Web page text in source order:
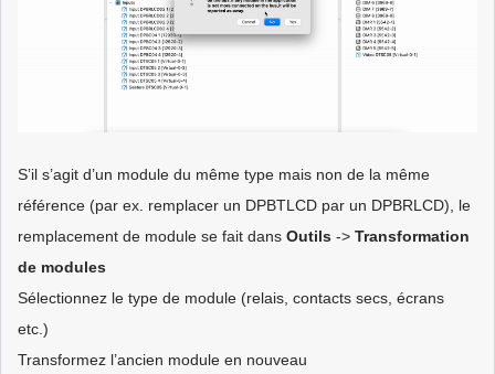
S’il s’agit d’un module du même type mais non de la même
référence (par ex. remplacer un DPBTLCD par un DPBRLCD), le
remplacement de module se fait dans Outils -> Transformation
de modules
Sélectionnez le type de module (relais, contacts secs, écrans
etc.)
Transformez l’ancien module en nouveau